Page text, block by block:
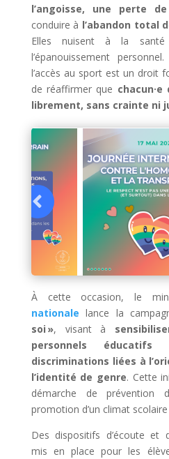
l’angoisse, une perte
conduire à l’abandon total
Elles nuisent à la santé
l’épanouissement
l’accès au sport est un droit
de réaffirmer que
librement, sans crainte ni
À cette occasion, le
nationale lance la
soi », visant à
personnels
discriminations liées à
l’identité de genre. Cette
démarche de prévention
promotion d’un climat
Des dispositifs d’écoute et
mis en place pour les